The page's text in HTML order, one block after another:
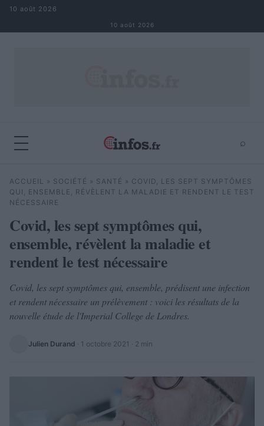
Aller au contenu
10 août 2026
10 août 2026
⌕
Rechercher ⌕ ×
ACCUEIL » SOCIÉTÉ » SANTÉ » COVID, LES SEPT SYMPTÔMES
QUI, ENSEMBLE, RÉVÈLENT LA MALADIE ET RENDENT LE TEST
NÉCESSAIRE
Covid, les sept symptômes qui,
ensemble, révèlent la maladie et
rendent le test nécessaire
Covid, les sept symptômes qui, ensemble, prédisent une infection
et rendent nécessaire un prélèvement : voici les résultats de la
nouvelle étude de l'Imperial College de Londres.
Julien Durand · 1 octobre 2021 · 2 min